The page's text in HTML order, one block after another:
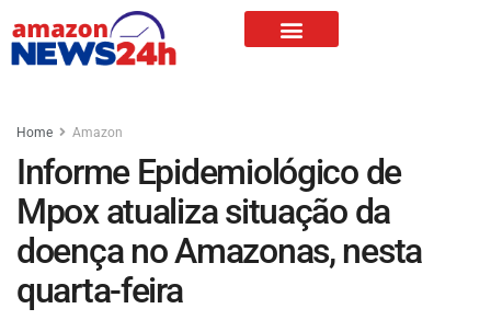
Home Amazon
Informe Epidemiológico de
Mpox atualiza situação da
doença no Amazonas, nesta
quarta-feira